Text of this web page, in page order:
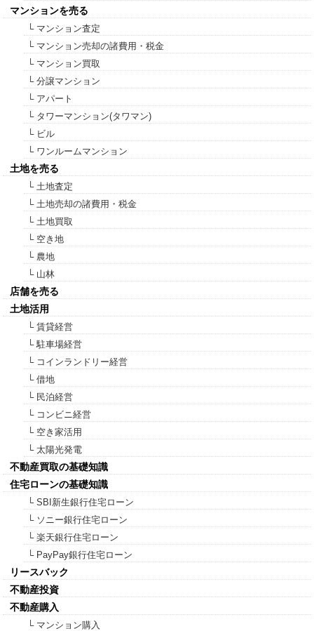
マンションを売る
└ マンション査定
└ マンション売却の諸費用・税金
└ マンション買取
└ 分譲マンション
└ アパート
└ タワーマンション(タワマン)
└ ビル
└ ワンルームマンション
土地を売る
└ 土地査定
└ 土地売却の諸費用・税金
└ 土地買取
└ 空き地
└ 農地
└ 山林
店舗を売る
土地活用
└ 賃貸経営
└ 駐車場経営
└ コインランドリー経営
└ 借地
└ 民泊経営
└ コンビニ経営
└ 空き家活用
└ 太陽光発電
不動産買取の基礎知識
住宅ローンの基礎知識
└ SBI新生銀行住宅ローン
└ ソニー銀行住宅ローン
└ 楽天銀行住宅ローン
└ PayPay銀行住宅ローン
リースバック
不動産投資
不動産購入
└ マンション購入